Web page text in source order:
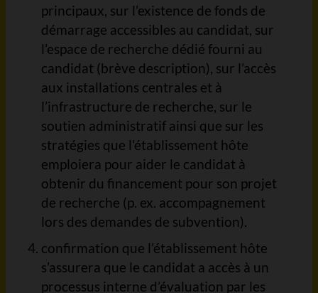
principaux, sur l’existence de fonds de
démarrage accessibles au candidat, sur
l’espace de recherche dédié fourni au
candidat (brève description), sur l’accès
aux installations centrales et à
l’infrastructure de recherche, sur le
soutien administratif ainsi que sur les
stratégies que l’établissement hôte
emploiera pour aider le candidat à
obtenir du financement pour son projet
de recherche (p. ex. accompagnement
lors des demandes de subvention).
confirmation que l’établissement hôte
s’assurera que le candidat a accès à un
processus interne d’évaluation par les